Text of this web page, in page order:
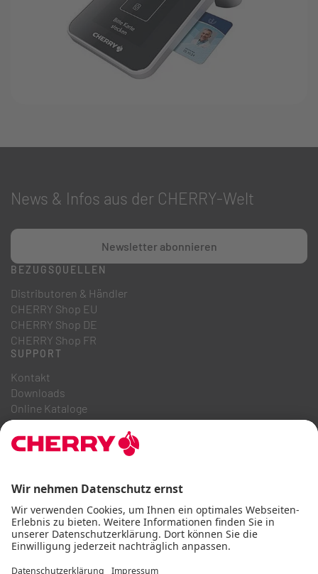
News & Infos aus der CHERRY-Welt
Newsletter abonnieren
BEZUGSQUELLEN
Distributoren & Händler
CHERRY Shop EU
CHERRY Shop DE
CHERRY Shop FR
SUPPORT
Kontakt
Downloads
Online Kataloge
FAQ
ÜBER UNS
Hinweisgebersystem
Code of Business Conduct